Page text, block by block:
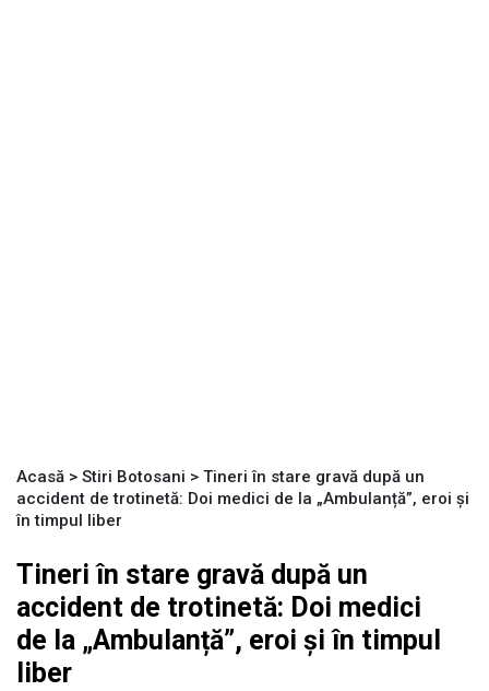
Acasă > Stiri Botosani > Tineri în stare gravă după un
accident de trotinetă: Doi medici de la „Ambulanță”, eroi și
în timpul liber
Tineri în stare gravă după un
accident de trotinetă: Doi medici
de la „Ambulanță”, eroi și în timpul
liber